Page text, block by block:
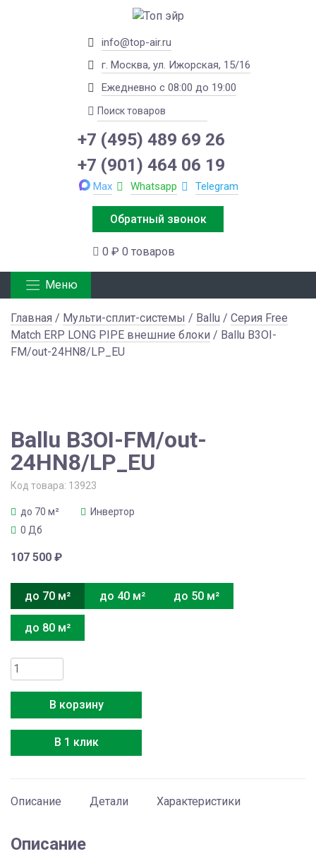
info@top-air.ru
г. Москва, ул. Ижорская, 15/16
Ежедневно с 08:00 до 19:00
+7 (495) 489 69 26
+7 (901) 464 06 19
Max Whatsapp Telegram
Обратный звонок
0 ₽ 0 товаров
Меню
Главная / Мульти-сплит-системы / Ballu / Серия Free
Match ERP LONG PIPE внешние блоки / Ballu B3OI-
FM/out-24HN8/LP_EU
Ballu B3OI-FM/out-
24HN8/LP_EU
Код товара: 13923
до 70 м²
Инвертор
0 Дб
107 500 ₽
до 70 м² до 40 м² до 50 м²
до 80 м²
Количество
товара
B3OI-
FM/out-
24HN8/LP_EU
В корзину
В 1 клик
Описание Детали Характеристики
Описание